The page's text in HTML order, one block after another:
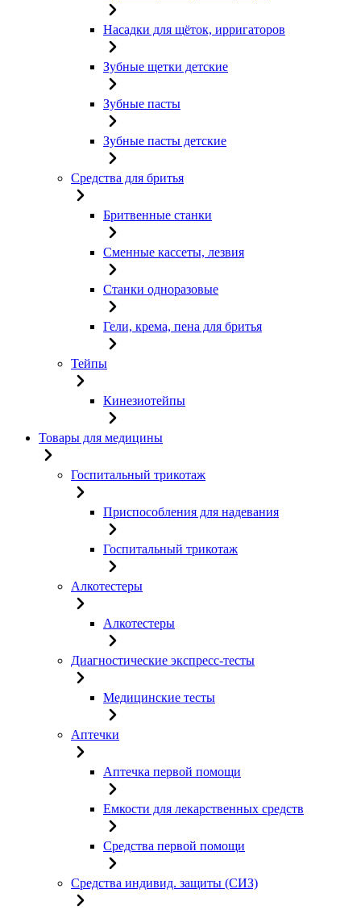
Насадки для щёток, ирригаторов
Зубные щетки детские
Зубные пасты
Зубные пасты детские
Средства для бритья
Бритвенные станки
Сменные кассеты, лезвия
Станки одноразовые
Гели, крема, пена для бритья
Тейпы
Кинезиотейпы
Товары для медицины
Госпитальный трикотаж
Приспособления для надевания
Госпитальный трикотаж
Алкотестеры
Алкотестеры
Диагностические экспресс-тесты
Медицинские тесты
Аптечки
Аптечка первой помощи
Емкости для лекарственных средств
Средства первой помощи
Средства индивид. защиты (СИЗ)